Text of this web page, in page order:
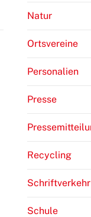
Natur
Ortsvereine
Personalien
Presse
Recycling
Schriftverkehr
Schule